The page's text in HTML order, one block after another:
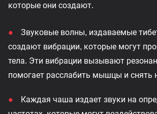
которые они создают.
Звуковые волны, издаваемые
создают вибрации, которые могут
тела. Эти вибрации вызывают
помогает расслабить мышцы и снять
Каждая чаша издает звуки на